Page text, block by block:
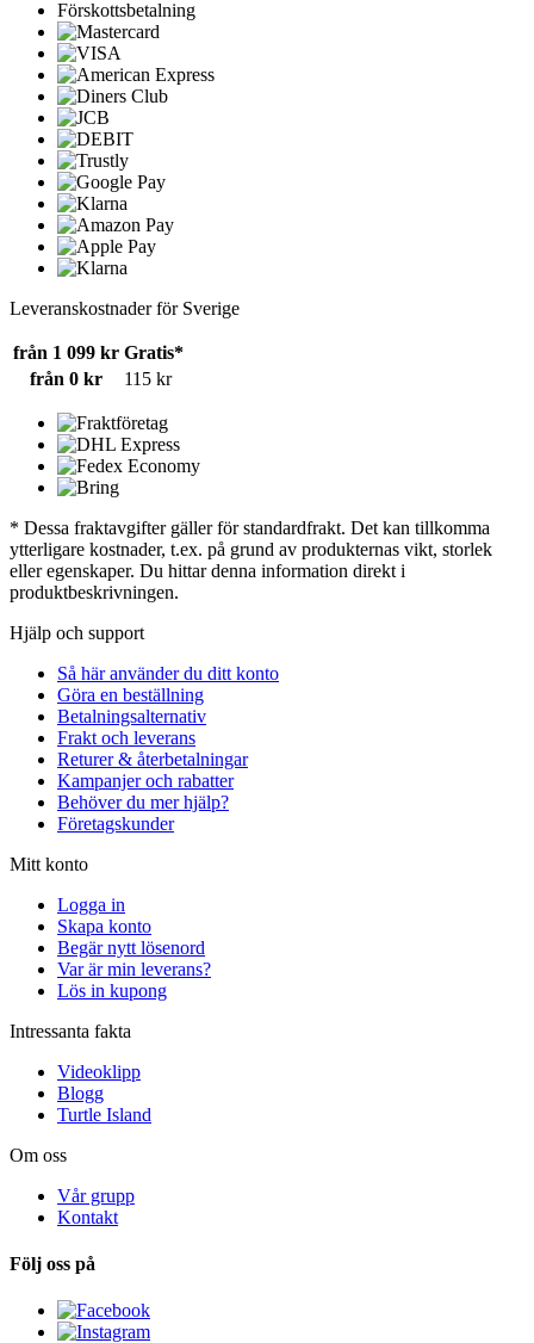
Förskottsbetalning
Leveranskostnader för Sverige
från 1 099 kr Gratis*
från 0 kr
115 kr
* Dessa fraktavgifter gäller för standardfrakt. Det kan tillkomma
ytterligare kostnader, t.ex. på grund av produkternas vikt, storlek
eller egenskaper. Du hittar denna information direkt i
produktbeskrivningen.
Hjälp och support
Så här använder du ditt konto
Göra en beställning
Betalningsalternativ
Frakt och leverans
Returer & återbetalningar
Kampanjer och rabatter
Behöver du mer hjälp?
Företagskunder
Mitt konto
Logga in
Skapa konto
Begär nytt lösenord
Var är min leverans?
Lös in kupong
Intressanta fakta
Videoklipp
Blogg
Turtle Island
Om oss
Vår grupp
Kontakt
Följ oss på